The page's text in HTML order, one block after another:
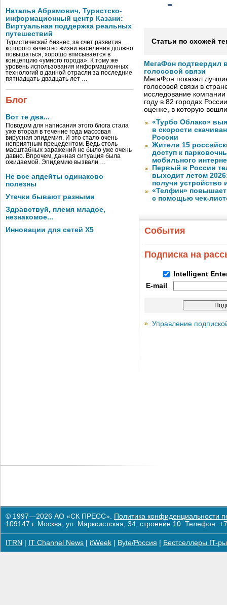
Наталья Абрамович, Туристско-
информационный центр Казани:
Виртуальная поддержка реальных
путешествий
Туристический бизнес, за счет развития
которого качество жизни населения должно
повышаться, хорошо вписывается в
концепцию «умного города». К тому же
уровень использования информационных
технологий в данной отрасли за последние
пятнадцать-двадцать лет …
Блог
Вот те два...
Поводом для написания этого блога стала
уже вторая в течение года массовая
вирусная эпидемия. И это стало очень
неприятным прецедентом. Ведь столь
масштабных заражений не было уже очень
давно. Впрочем, данная ситуация была
ожидаемой. Эпидемию вызвали …
Не все апдейты одинаково
полезны
Утечки бывают разными
Здравствуй, племя младое,
незнакомое...
Инновации для сетей X5
Статьи по схожей
МегаФон подтвердил
голосовой связи
МегаФон показал
голосовой связи в
исследование
году в 82 городах
оценке, в которую
«Турбо Облако»
в скорости
России
Жители 15
доступ к
мобильного
Первый в России
выходит летом
получи устройство
«Телфин» повышает
с помощью чек-
События
Подписка на
Intelligent
E-mail
Управление
© 1997—2026 АО «СК ПРЕСС». Политика конфиденциальности
109147 г. Москва, ул. Марксистская, 34, строение 10. Телефон:
ITRN IT Channel News itWeek Byte/Россия Бестселлеры IT-